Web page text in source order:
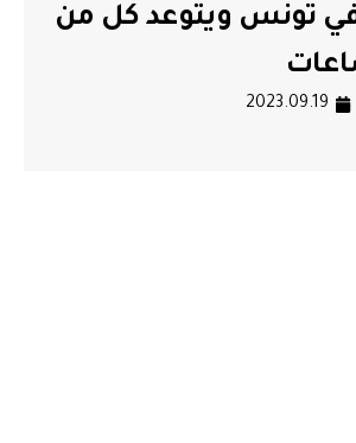
تونس ويتوعد كل من
2023.09.19